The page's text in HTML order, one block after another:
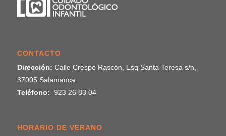
CONTACTO
Dirección: Calle Crespo Rascón, Esq Santa Teresa s/n,
37005 Salamanca
Teléfono: 923 26 83 04
HORARIO DE VERANO